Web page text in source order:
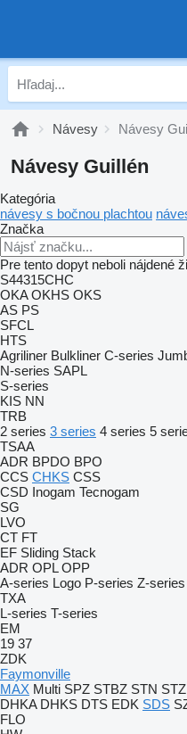
Návesy Návesy
Návesy Guillén
Kategória
návesy s bočnou plachtou
Značka
Pre tento dopyt neboli nájdené
S44315CHC
OKA OKHS OKS
AS PS
SFCL
HTS
Agriliner Bulkliner C-series
N-series SAPL
S-series
KIS NN
TRB
2 series 3 series 4 series 5
TSAA
ADR BPDO BPO
CCS CHKS CSS
CSD Inogam Tecnogam
SG
LVO
CT FT
EF Sliding Stack
ADR OPL OPP
A-series Logo P-series Z-series
TXA
L-series T-series
EM
19 37
ZDK
Faymonville
MAX Multi SPZ STBZ STN STZ
DHKA DHKS DTS EDK SDS
FLO